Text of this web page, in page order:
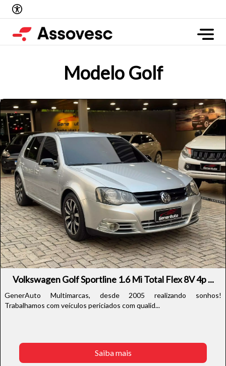
Modelo Golf
Volkswagen Golf Sportline 1.6 Mi Total Flex 8V 4p ...
GenerAuto Multimarcas, desde 2005 realizando sonhos!
Trabalhamos com veículos periciados com qualid...
Saiba mais